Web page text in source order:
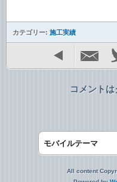
カテゴリー: 施工実績
コメントは
モバイルテーマ
All content